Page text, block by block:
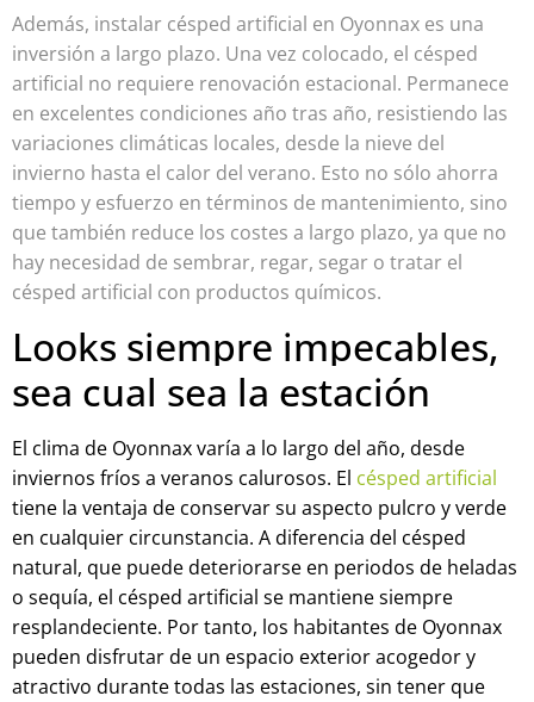
Además, instalar césped artificial en Oyonnax es una
inversión a largo plazo. Una vez colocado, el césped
artificial no requiere renovación estacional. Permanece
en excelentes condiciones año tras año, resistiendo las
variaciones climáticas locales, desde la nieve del
invierno hasta el calor del verano. Esto no sólo ahorra
tiempo y esfuerzo en términos de mantenimiento, sino
que también reduce los costes a largo plazo, ya que no
hay necesidad de sembrar, regar, segar o tratar el
césped artificial con productos químicos.
Looks siempre impecables,
sea cual sea la estación
El clima de Oyonnax varía a lo largo del año, desde
inviernos fríos a veranos calurosos. El césped artificial
tiene la ventaja de conservar su aspecto pulcro y verde
en cualquier circunstancia. A diferencia del césped
natural, que puede deteriorarse en periodos de heladas
o sequía, el césped artificial se mantiene siempre
resplandeciente. Por tanto, los habitantes de Oyonnax
pueden disfrutar de un espacio exterior acogedor y
atractivo durante todas las estaciones, sin tener que